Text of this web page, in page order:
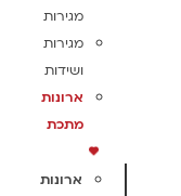
מגירות
מגירות
ושידות
ארונות
מתכת
ארונות